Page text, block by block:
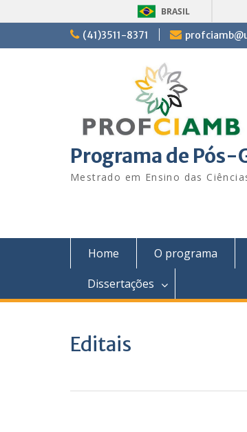
BRASIL
(41)3511-8371
Programa de Pós-
Mestrado em Ensino das
Home O programa
Dissertações
Editais